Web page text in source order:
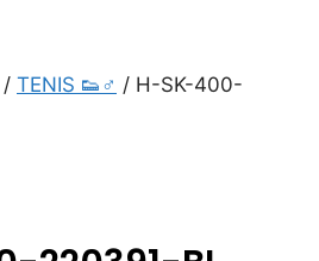
/ TENIS 👟♂ / H-SK-400-